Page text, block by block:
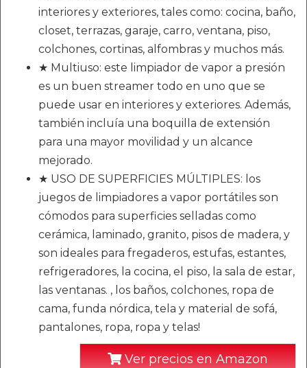
interiores y exteriores, tales como: cocina, baño,
closet, terrazas, garaje, carro, ventana, piso,
colchones, cortinas, alfombras y muchos más.
★ Multiuso: este limpiador de vapor a presión
es un buen streamer todo en uno que se
puede usar en interiores y exteriores. Además,
también incluía una boquilla de extensión
para una mayor movilidad y un alcance
mejorado.
★ USO DE SUPERFICIES MÚLTIPLES: los
juegos de limpiadores a vapor portátiles son
cómodos para superficies selladas como
cerámica, laminado, granito, pisos de madera, y
son ideales para fregaderos, estufas, estantes,
refrigeradores, la cocina, el piso, la sala de estar,
las ventanas. , los baños, colchones, ropa de
cama, funda nórdica, tela y material de sofá,
pantalones, ropa, ropa y telas!
Ver precios en Amazon